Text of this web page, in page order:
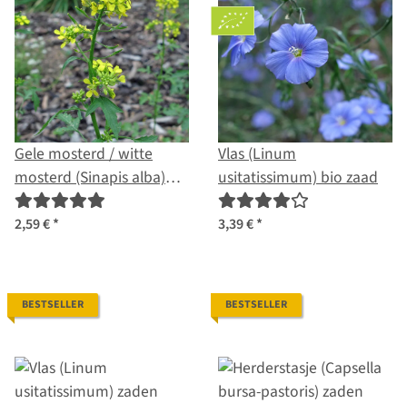
Gele mosterd / witte
mosterd (Sinapis alba)
zaden
2,59 €*
Vlas (Linum
usitatissimum) bio zaad
3,39 €*
BESTSELLER BESTSELLER